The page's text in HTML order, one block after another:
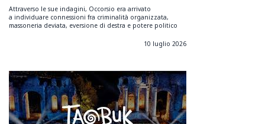
Attraverso le sue indagini, Occorsio era arrivato
a individuare connessioni fra criminalità organizzata,
massoneria deviata, eversione di destra e potere politico
10 luglio 2026